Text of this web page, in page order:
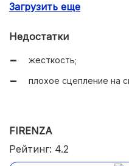
стойкость к ухабам.
Загрузить еще
Недостатки
жесткость;
плохое сцепление на
FIRENZA
Рейтинг: 4.2